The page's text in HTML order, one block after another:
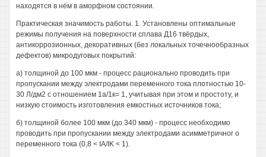
находятся в нём в аморфном состоянии.
Практическая значимость работы. 1. Установлены оптимальные
режимы получения на поверхности сплава Д16 твёрдых,
антикоррозионных, декоративных (без локальных точечнообразных
дефектов) микродуговых покрытий:
а) толщиной до 100 мкм - процесс рационально проводить при
пропускании между электродами переменного тока плотностью 10-
30 Л/дм2 с отношением 1а/1к= 1, учитывая при этом и простоту, и
низкую стоимость изготовления емкостных источников тока;
б) толщиной более 100 мкм (до 340 мкм) - процесс необходимо
проводить при пропускании между электродами асимметричног о
переменного тока (0,8 < IA/IK < 1).